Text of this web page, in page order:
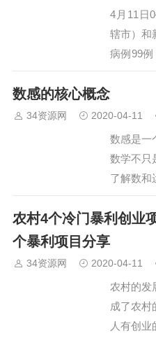
4月11日
辖市）和
病例99例
例为本土
亡病例；
入病例（
例，吉林
数感的核心概念
34资源网 2020-04-11
数感是一
数学不只
了解数和
表达和交
实问题。
农村4个冷门暴利创业
个暴利项目分享
34资源网 2020-04-11
农村的发
成了农村
人有创